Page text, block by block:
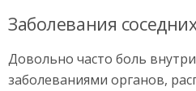
Заболевания
Довольно часто боль
заболеваниями органов,